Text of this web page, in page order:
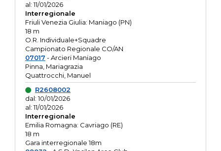
al: 11/01/2026
Interregionale
Friuli Venezia Giulia: Maniago (PN)
18 m
O.R. Individuale+Squadre
Campionato Regionale CO/AN
07017 - Arcieri Maniago
Pinna, Mariagrazia
Quattrocchi, Manuel
R2608002
dal: 10/01/2026
al: 11/01/2026
Interregionale
Emilia Romagna: Cavriago (RE)
18 m
Gara interregionale 18m